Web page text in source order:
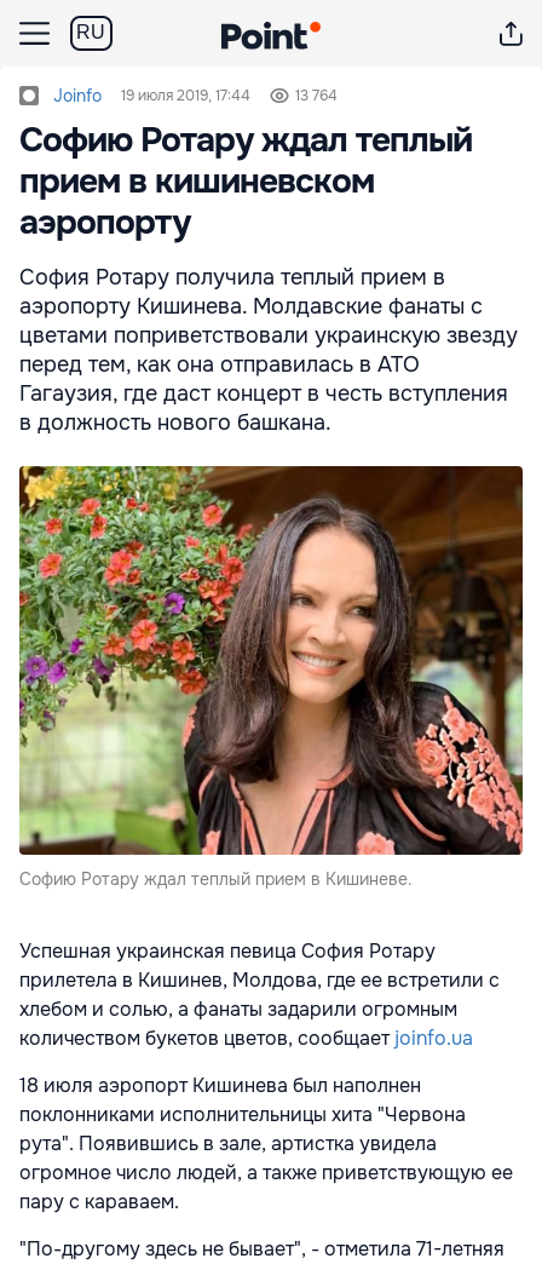
RU
Joinfo 19 июля 2019, 17:44 13 764
Софию Ротару ждал теплый
прием в кишиневском
аэропорту
София Ротару получила теплый прием в
аэропорту Кишинева. Молдавские фанаты с
цветами поприветствовали украинскую звезду
перед тем, как она отправилась в АТО
Гагаузия, где даст концерт в честь вступления
в должность нового башкана.
Софию Ротару ждал теплый прием в Кишиневе.
Успешная украинская певица София Ротару
прилетела в Кишинев, Молдова, где ее встретили с
хлебом и солью, а фанаты задарили огромным
количеством букетов цветов, сообщаетjoinfo.ua
18 июля аэропорт Кишинева был наполнен
поклонниками исполнительницы хита "Червона
рута". Появившись в зале, артистка увидела
огромное число людей, а также приветствующую ее
пару с караваем.
"По-другому здесь не бывает", - отметила 71-летняя